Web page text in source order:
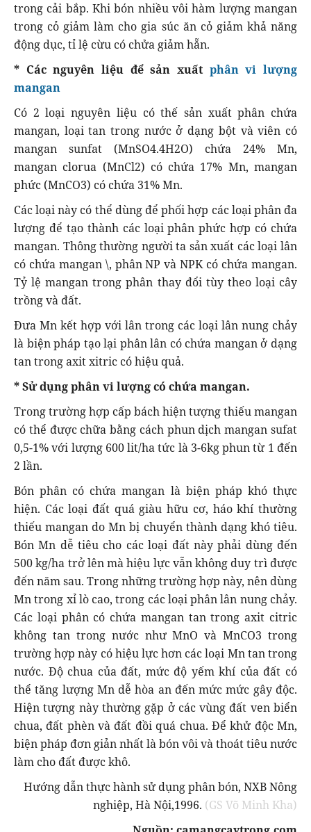
trong cải bắp. Khi bón nhiều vôi hàm lượng mangan
trong cỏ giảm làm cho gia súc ăn cỏ giảm khả năng
động dục, tỉ lệ cừu có chửa giảm hẵn.
* Các nguyên liệu để sản xuất phân vi lượng
mangan
Có 2 loại nguyên liệu có thế sản xuất phân chứa
mangan, loại tan trong nước ở dạng bột và viên có
mangan sunfat (MnSO4.4H2O) chứa 24% Mn,
mangan clorua (MnCl2) có chứa 17% Mn, mangan
phức (MnCO3) có chứa 31% Mn.
Các loại này có thể dùng để phối hợp các loại phân đa
lượng để tạo thành các loại phân phức hợp có chứa
mangan. Thông thường người ta sản xuất các loại lân
có chứa mangan \, phân NP và NPK có chứa mangan.
Tỷ lệ mangan trong phân thay đổi tùy theo loại cây
trồng và đất.
Đưa Mn kết hợp với lân trong các loại lân nung chảy
là biện pháp tạo lại phân lân có chứa mangan ở dạng
tan trong axit xitric có hiệu quả.
* Sử dụng phân vi lượng có chứa mangan.
Trong trường hợp cấp bách hiện tượng thiếu mangan
có thể được chữa bằng cách phun dịch mangan sufat
0,5-1% với lượng 600 lit/ha tức là 3-6kg phun từ 1 đến
2 lần.
Bón phân có chứa mangan là biện pháp khó thực
hiện. Các loại đất quá giàu hữu cơ, háo khí thường
thiếu mangan do Mn bị chuyển thành dạng khó tiêu.
Bón Mn dễ tiêu cho các loại đất này phải dùng đến
500 kg/ha trở lên mà hiệu lực vẫn không duy trì được
đến năm sau. Trong những trường hợp này, nên dùng
Mn trong xỉ lò cao, trong các loại phân lân nung chảy.
Các loại phân có chứa mangan tan trong axit citric
không tan trong nước như MnO và MnCO3 trong
trường hợp này có hiệu lực hơn các loại Mn tan trong
nước. Độ chua của đất, mức độ yếm khí của đất có
thể tăng lượng Mn dễ hòa an đến mức mức gây độc.
Hiện tượng này thường gặp ở các vùng đất ven biển
chua, đất phèn và đất đồi quá chua. Để khử độc Mn,
biện pháp đơn giản nhất là bón vôi và thoát tiêu nước
làm cho đất được khô.
Hướng dẫn thực hành sử dụng phân bón, NXB Nông
nghiệp, Hà Nội,1996. (GS Võ Minh Kha)